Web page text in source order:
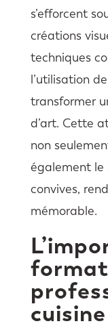
s’efforcent
créations
techniques
l’utilisation
transformer
d’art. Cette
non
également le
convives,
mémorable.
cuisine